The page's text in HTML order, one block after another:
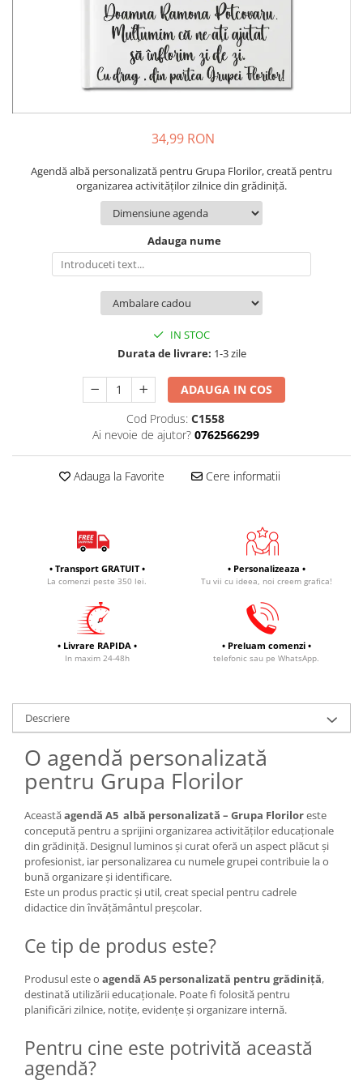
Body bebelusi personalizate
Perne personalizate
Agende personalizate
Cadouri Personalizate Unice
Cadouri pentru Doctori
Cadouri Profesori
34,99 RON
Agendă albă personalizată pentru Grupa Florilor, creată pentru
organizarea activităților zilnice din grădiniță.
Adauga nume
IN STOC
Durata de livrare: 1-3 zile
ADAUGA IN COS
Cod Produs: C1558
Ai nevoie de ajutor? 0762566299
Adauga la Favorite Cere informatii
• Transport GRATUIT •
La comenzi peste 350 lei.
• Personalizeaza •
Tu vii cu ideea, noi creem grafica!
• Livrare RAPIDA •
In maxim 24-48h
• Preluam comenzi •
telefonic sau pe WhatsApp.
Descriere
O agendă personalizată
pentru Grupa Florilor
Aceastăagendă A5 albă personalizată – Grupa Floriloreste
concepută pentru a sprijini organizarea activităților educaționale
din grădiniță. Designul luminos și curat oferă un aspect plăcut și
profesionist, iar personalizarea cu numele grupei contribuie la o
bună organizare și identificare.
Este un produs practic și util, creat special pentru cadrele
didactice din învățământul preșcolar.
Ce tip de produs este?
Produsul este o agendă A5 personalizată pentru grădiniță,
destinată utilizării educaționale. Poate fi folosită pentru
planificări zilnice, notițe, evidențe și organizare internă.
Pentru cine este potrivită această
agendă?